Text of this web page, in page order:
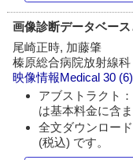
画像診断データベー
尾崎正時, 加藤肇
榛原総合病院放射線科
映像情報Medical 30
アブストラクト
は基本料金に含ま
全文ダウンロー
(税込) です。